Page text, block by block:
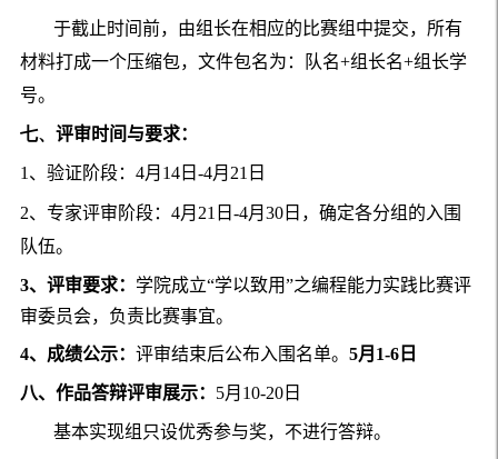
于截止时间前，由组长在相应的比赛组中提交，所有
材料打成一个压缩包， 文件包名为：队名+组长名+组长学
号。
七、 评审时间与要求：
1 、验证阶段： 4月 14日 -4月 21 日
2、专家评审阶段： 4月 21 日 -4月 30日，确定各分组的入围
队伍。
3、评审要求： 学院成立“学以致用”之编程能力实践比赛评
审委员会，负责比赛事宜。
4、成绩公示： 评审结束后公布入围名单。 5月 1-6日
八、作品答辩评审展示： 5月 10-20日
基本实现组只设优秀参与奖，不进行答辩。